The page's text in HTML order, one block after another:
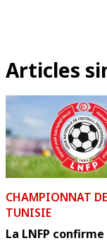
Articles
CHAMPIONNAT DE
TUNISIE
La LNFP confirme